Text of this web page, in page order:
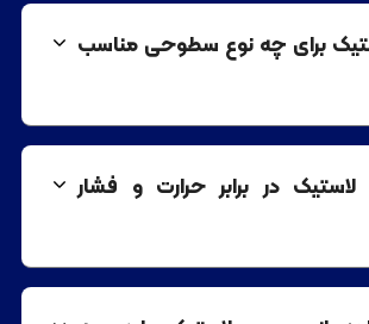
برای چه نوع سطوحی مناسب
در برابر حرارت و فشار